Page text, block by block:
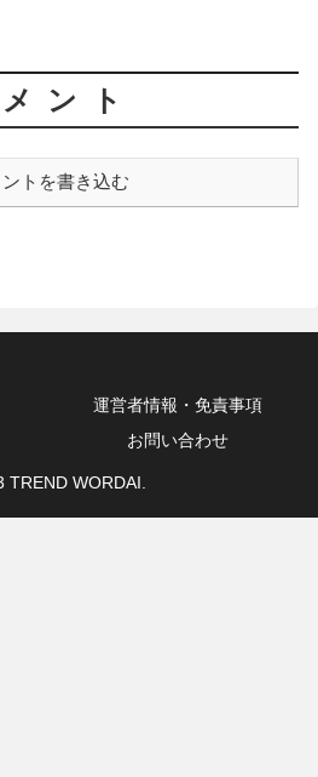
ント
ントを書き込む
運営者情報・免責事項
お問い合わせ
TREND WORDAI.